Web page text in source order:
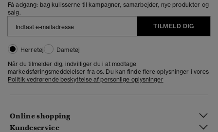
Få adgang: bag kulisserne til kampagner, samarbejder, nye produkter og
salg.
TILMELD DIG
Herretøj
Dametøj
Når du tilmelder dig, indvilliger du i at modtage
markedsføringsmeddelelser fra os. Du kan finde flere oplysninger i vores
Politik vedrørende beskyttelse af personlige oplysninger
Online shopping
Kundeservice